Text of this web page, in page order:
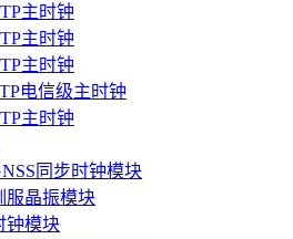
主时钟
主时钟
主时钟
电信级主时钟
主时钟
同步时钟模块
服晶振模块
钟模块